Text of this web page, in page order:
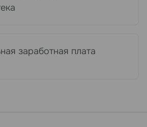
заработная плата